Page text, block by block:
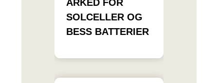
ARKED FOR
SOLCELLER OG
BESS BATTERIER